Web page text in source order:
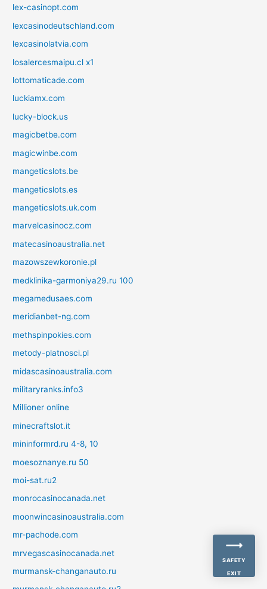
lex-casinopt.com
lexcasinodeutschland.com
lexcasinolatvia.com
losalercesmaipu.cl x1
lottomaticade.com
luckiamx.com
lucky-block.us
magicbetbe.com
magicwinbe.com
mangeticslots.be
mangeticslots.es
mangeticslots.uk.com
marvelcasinocz.com
matecasinoaustralia.net
mazowszewkoronie.pl
medklinika-garmoniya29.ru 100
megamedusaes.com
meridianbet-ng.com
methspinpokies.com
metody-platnosci.pl
midascasinoaustralia.com
militaryranks.info3
Millioner online
minecraftslot.it
mininformrd.ru 4-8, 10
moesoznanye.ru 50
moi-sat.ru2
monrocasinocanada.net
moonwincasinoaustralia.com
mr-pachode.com
mrvegascasinocanada.net
murmansk-changanauto.ru
SAFETY
EXIT